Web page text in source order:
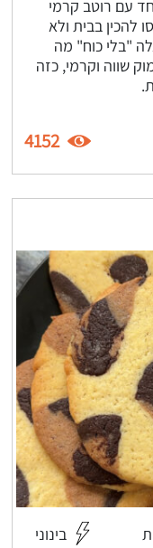
עם רוטב קרמי
להכין בבית ולא
"בלי כוח" מה
שווה וקרמי, כזה
4152
בינוני